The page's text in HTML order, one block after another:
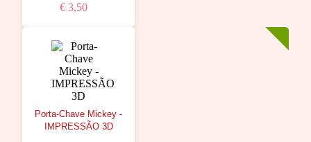
€ 3,50
Porta-Chave Mickey -
IMPRESSÃO 3D